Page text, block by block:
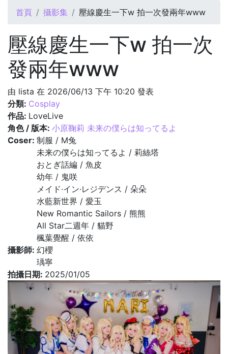
您在這裡
首頁 攝影集 壓線慶生一下w 拍一次發兩年www
壓線慶生一下w 拍一次
發兩年www
由 lista 在 2026/06/13 下午 10:20 發表
分類: Cosplay
作品: LoveLive
角色 / 版本: 小原鞠莉 未来の僕らは知ってるよ
Coser: 制服 / M兔
未来の僕らは知ってるよ / 莉絲塔
おとぎ話編 / 魚皮
幼年 / 鬼咲
メイド·イン·レジデンス / 朵朵
水藍新世界 / 愛玉
New Romantic Sailors / 熊熊
All Star二週年 / 貓野
楓葉覺醒 / 依依
攝影師: 幻櫻
瑀寧
拍攝日期: 2025/01/05